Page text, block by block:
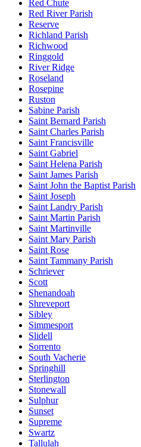
Red Chute
Red River Parish
Reserve
Richland Parish
Richwood
Ringgold
River Ridge
Roseland
Rosepine
Ruston
Sabine Parish
Saint Bernard Parish
Saint Charles Parish
Saint Francisville
Saint Gabriel
Saint Helena Parish
Saint James Parish
Saint John the Baptist Parish
Saint Joseph
Saint Landry Parish
Saint Martin Parish
Saint Martinville
Saint Mary Parish
Saint Rose
Saint Tammany Parish
Schriever
Scott
Shenandoah
Shreveport
Sibley
Simmesport
Slidell
Sorrento
South Vacherie
Springhill
Sterlington
Stonewall
Sulphur
Sunset
Supreme
Swartz
Tallulah